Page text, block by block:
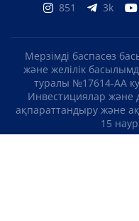
851 3k
Мерзімді баспасөз
және желілік
туралы №17614-АА
Инвестициялар және
ақпараттандыру және
15